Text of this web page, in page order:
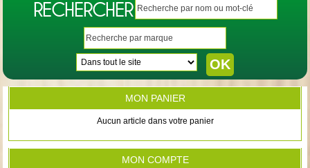
RECHERCHER
MON PANIER
Aucun article dans votre panier
MON COMPTE